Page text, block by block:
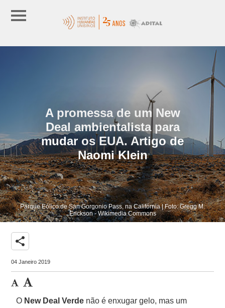
A promessa de um New
Deal ambientalista para
mudar os EUA. Artigo de
Naomi Klein
Parque Eólico de San Gorgonio Pass, na Califórnia | Foto: Gregg M.
Erickson - Wikimedia Commons
share
04 Janeiro 2019
O New Deal Verde não é enxugar gelo, mas um